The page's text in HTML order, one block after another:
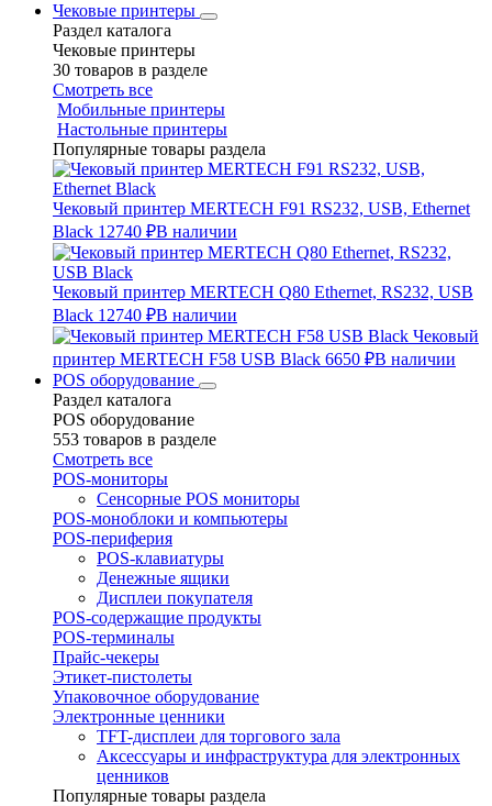
Чековые принтеры
Раздел каталога
Чековые принтеры
30 товаров в разделе
Смотреть все
Мобильные принтеры
Настольные принтеры
Популярные товары раздела
Чековый принтер MERTECH F91 RS232, USB, Ethernet
Black 12740 ₽В наличии
Чековый принтер MERTECH Q80 Ethernet, RS232, USB
Black 12740 ₽В наличии
Чековый
принтер MERTECH F58 USB Black 6650 ₽В наличии
POS оборудование
Раздел каталога
POS оборудование
553 товаров в разделе
Смотреть все
POS-мониторы
Сенсорные POS мониторы
POS-моноблоки и компьютеры
POS-периферия
POS-клавиатуры
Денежные ящики
Дисплеи покупателя
POS-содержащие продукты
POS-терминалы
Прайс-чекеры
Этикет-пистолеты
Упаковочное оборудование
Электронные ценники
TFT-дисплеи для торгового зала
Аксессуары и инфраструктура для электронных
ценников
Популярные товары раздела